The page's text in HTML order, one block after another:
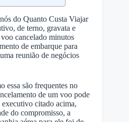
do Quanto Custa Viajar
de terno, gravata e
cancelado minutos
de embarque para
reunião de negócios
essa são frequentes no
de um voo pode
citado acima,
do compromisso, a